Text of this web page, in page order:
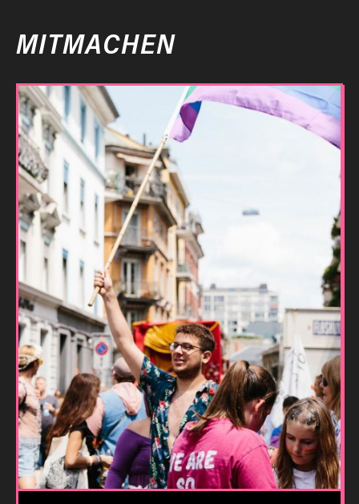
MITMACHEN